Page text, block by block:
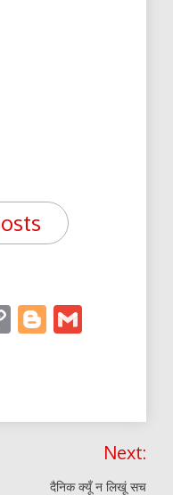
CopyBlogger
Next:
दैनिक क्यूँ न लिखूं सच